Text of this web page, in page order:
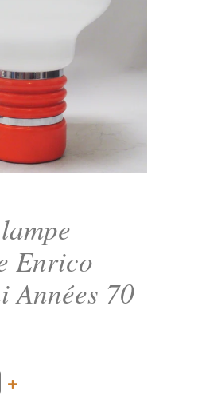
Enrico
Années 70
+